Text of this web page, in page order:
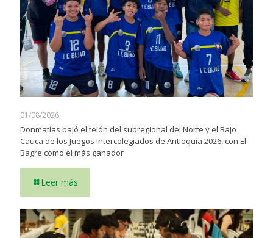
01/08/2026
Donmatías bajó el telón del subregional del Norte y el Bajo
Cauca de los Juegos Intercolegiados de Antioquia 2026, con El
Bagre como el más ganador
Leer más